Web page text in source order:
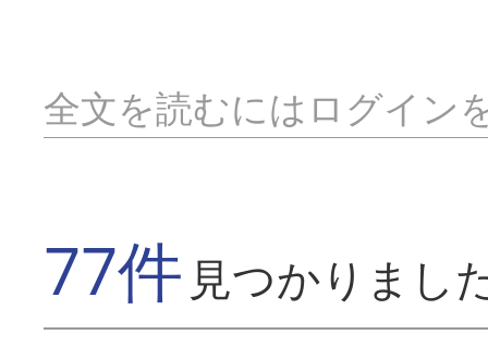
全文を読むにはログイン
77件 見つかりまし